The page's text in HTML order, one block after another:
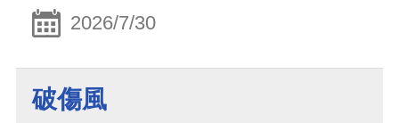
2026/7/30
破傷風